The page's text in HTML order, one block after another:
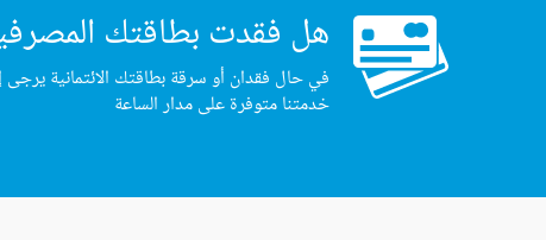
هل فقدت بطاقتك
في حال فقدان أو سرقة بطاقتك الائتمانية يرجى
خدمتنا متوفرة على مدار الساعة